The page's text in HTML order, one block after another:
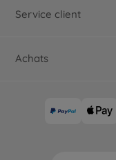
Service client
Achats